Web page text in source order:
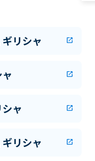
リシャ open_in_new
open_in_new
ャ open_in_new
リシャ open_in_new